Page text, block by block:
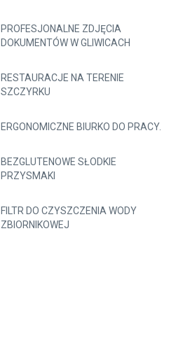
PROFESJONALNE ZDJĘCIA
DOKUMENTÓW W GLIWICACH
RESTAURACJE NA TERENIE
SZCZYRKU
ERGONOMICZNE BIURKO DO PRACY.
BEZGLUTENOWE SŁODKIE
PRZYSMAKI
FILTR DO CZYSZCZENIA WODY
ZBIORNIKOWEJ